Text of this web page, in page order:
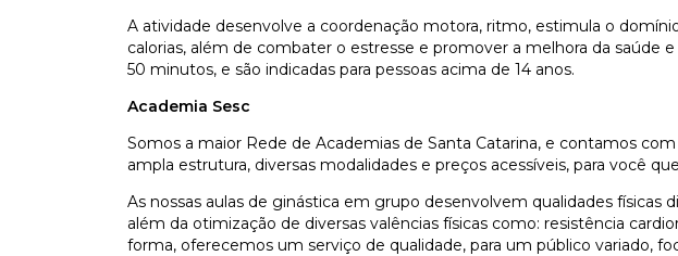
A atividade desenvolve a coordenação motora, ritmo, estimula o
calorias, além de combater o estresse e promover a melhora da saúde
50 minutos, e são indicadas para pessoas acima de 14 anos.
Academia Sesc
Somos a maior Rede de Academias de Santa Catarina, e contamos
ampla estrutura, diversas modalidades e preços acessíveis, para você
As nossas aulas de ginástica em grupo desenvolvem qualidades
além da otimização de diversas valências físicas como: resistência
forma, oferecemos um serviço de qualidade, para um público variado,